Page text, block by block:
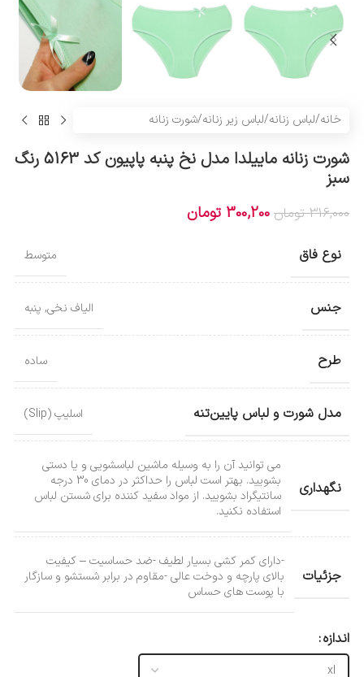
خانه/لباس زنانه/لباس زیر زنانه/شورت زنانه
شورت زنانه ماییلدا مدل نخ پنبه پاپیون کد 5163 رنگ
سبز
316,000 تومان 300,200 تومان
نوع فاق متوسط
جنس الیاف نخی, پنبه
طرح ساده
مدل شورت و لباس پایین‌تنه اسلیپ (Slip)
نگهداری
می توانید آن را به وسیله ماشین لباسشویی و یا دستی
بشویید. بهتر است لباس را حداکثر در دمای 30 درجه
سانتیگراد بشویید. از مواد سفید کننده برای شستن لباس
استفاده نکنید.
جزئیات
-دارای کمر کشی بسیار لطیف -ضد حساسیت – کیفیت
بالای پارچه و دوخت عالی -مقاوم در برابر شستشو و سازگار
با پوست های حساس
اندازه